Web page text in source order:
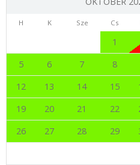
H K Sze Cs
1
5
6 7 8
12
13 14 15
19
20 21 22
26
27 28 29